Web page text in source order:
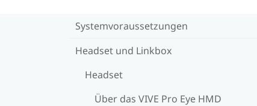
Systemvoraussetzungen
Headset und Linkbox
Headset
Über das VIVE Pro Eye HMD